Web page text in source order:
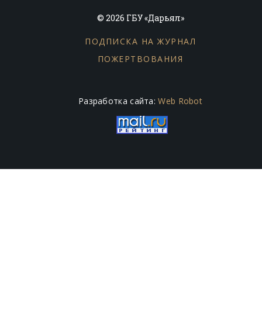
© 2026 ГБУ «Дарьял»
ПОДПИСКА НА ЖУРНАЛ
ПОЖЕРТВОВАНИЯ
Разработка сайта:Web Robot